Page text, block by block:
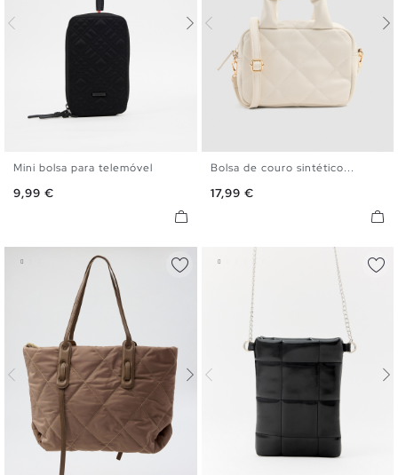
U
Mini bolsa para telemóvel
Preço
9,99 €
U
Bolsa de couro sintético...
Preço
17,99 €